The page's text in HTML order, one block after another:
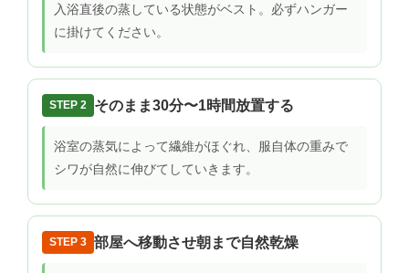
入浴直後の蒸している状態がベスト。必ずハンガー
に掛けてください。
STEP 2 そのまま30分〜1時間放置する
浴室の蒸気によって繊維がほぐれ、服自体の重みで
シワが自然に伸びてしていきます。
STEP 3 部屋へ移動させ朝まで自然乾燥